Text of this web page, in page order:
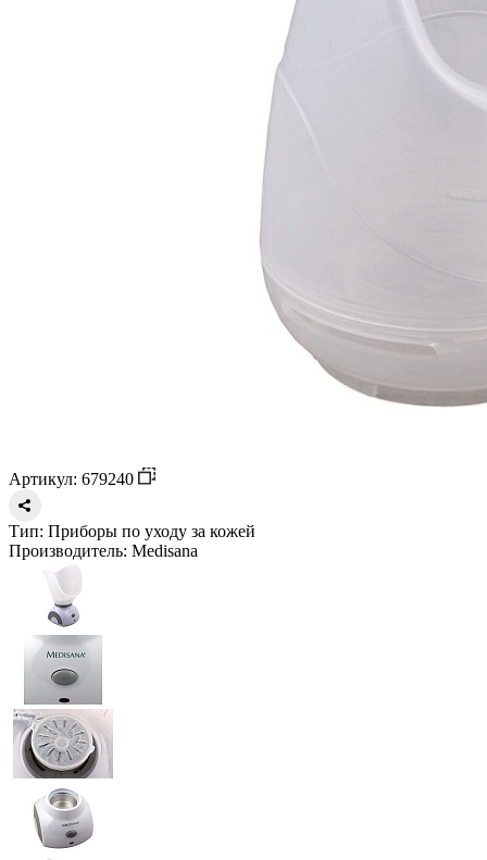
Артикул: 679240
Тип: Приборы по уходу за кожей
Производитель: Medisana